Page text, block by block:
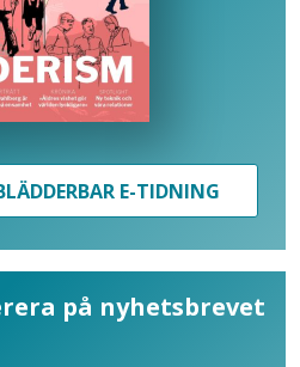
E-TIDNING
på nyhetsbrevet